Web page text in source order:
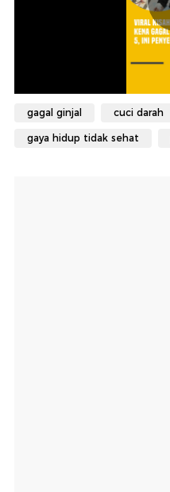
gagal ginjal cuci darah
gaya hidup tidak sehat